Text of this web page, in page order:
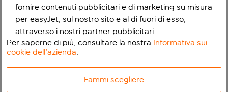
fornire contenuti pubblicitari e di marketing su misura
per easyJet, sul nostro sito e al di fuori di esso,
attraverso i nostri partner pubblicitari.
Per saperne di più, consultare la nostra Informativa sui
cookie dell'azienda.
Fammi scegliere